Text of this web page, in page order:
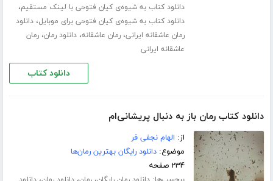
دانلود کتاب به شیوه‌ی کیان فتوحی با لینک مستقیم،
دانلود کتاب به شیوه‌ی کیان فتوحی برای موبایل،دانلود
رمان عاشقانه ایرانی،رمان عاشقانه،دانلود رمان،رمان
عاشقانه ایرانی
دانلود کتاب
دانلود کتاب رمان باز به دنبال پریشانی‌ام
از: الهام نجفی فر
موضوع:دانلود رایگان بهترین رمان‌ها
۲۳۴ صفحه